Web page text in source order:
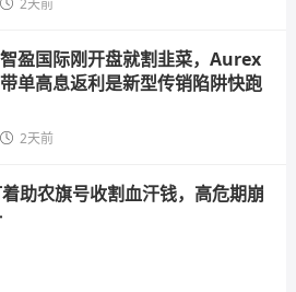
2天前
智盈国际刚开盘就割韭菜，Aurex
带单高息返利是新型传销陷阱快跑
2天前
助农旗号收割血汗钱，高危期崩